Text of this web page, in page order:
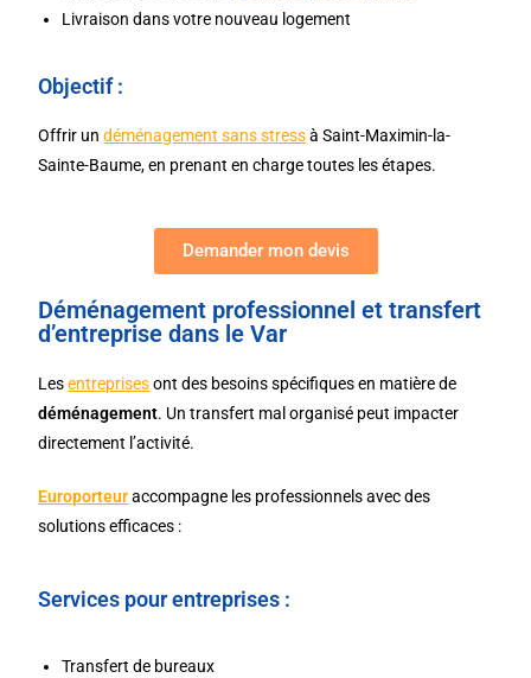
Livraison dans votre nouveau logement
Objectif :
Offrir undéménagement sans stressà Saint-Maximin-la-
Sainte-Baume, en prenant en charge toutes les étapes.
Demander mon devis
Déménagement professionnel et transfert
d’entreprise dans le Var
Lesentreprisesont des besoins spécifiques en matière de
déménagement. Un transfert mal organisé peut impacter
directement l’activité.
Europorteuraccompagne les professionnels avec des
solutions efficaces :
Services pour entreprises :
Transfert de bureaux